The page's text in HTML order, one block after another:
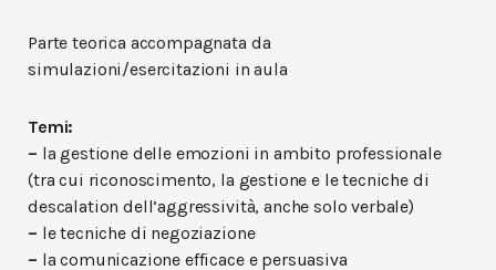
Parte teorica accompagnata da
simulazioni/esercitazioni in aula
Temi:
– la gestione delle emozioni in ambito professionale
(tra cui riconoscimento, la gestione e le tecniche di
descalation dell’aggressività, anche solo verbale)
– le tecniche di negoziazione
– la comunicazione efficace e persuasiva